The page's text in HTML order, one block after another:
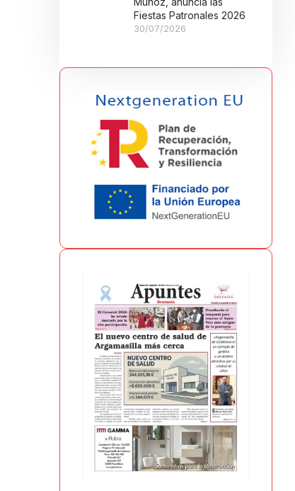
Fiestas Patronales 2026
30/07/2026